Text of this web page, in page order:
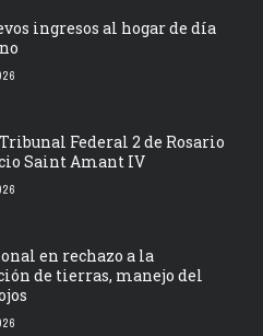
ingresos al hogar de día
Federal 2 de Rosario
Saint Amant IV
en rechazo a la
de tierras, manejo del